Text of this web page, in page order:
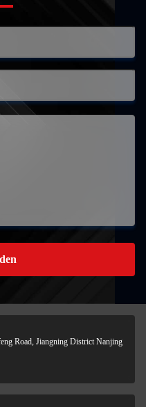
Road, Jiangning District Nanjing